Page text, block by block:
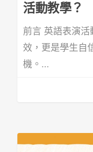
活動教學？
前言 英語表演
效，更是學生自
機。...